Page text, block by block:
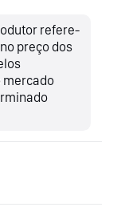
refere-
preço dos
mercado